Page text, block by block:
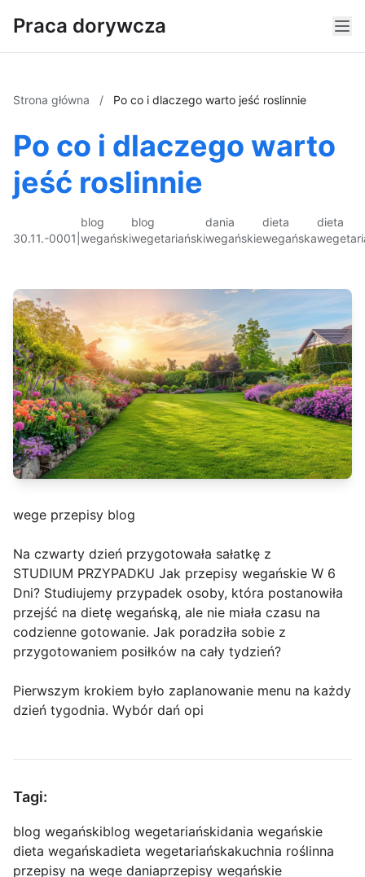
Praca dorywcza
Strona główna / Po co i dlaczego warto jeść roslinnie
Po co i dlaczego warto
jeść roslinnie
30.11.-0001
blog
wegański
blog
wegetariański
dania
wegańskie
dieta
wegańska
dieta
wege przepisy blog
Na czwarty dzień przygotowała sałatkę z
STUDIUM PRZYPADKU Jak przepisy wegańskie W 6
Dni? Studiujemy przypadek osoby, która postanowiła
przejść na dietę wegańską, ale nie miała czasu na
codzienne gotowanie. Jak poradziła sobie z
przygotowaniem posiłków na cały tydzień?
Pierwszym krokiem było zaplanowanie menu na każdy
dzień tygodnia. Wybór dań opi
Tagi:
blog wegańskiblog wegetariańskidania wegańskie
dieta wegańskadieta wegetariańskakuchnia roślinna
przepisy na wege daniaprzepisy wegańskie